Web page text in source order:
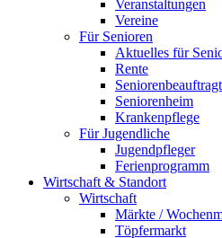
Veranstaltungen
Vereine
Für Senioren
Aktuelles für
Rente
Seniorenheim
Krankenpflege
Für Jugendliche
Jugendpfleger
Ferienprogramm
Wirtschaft & Standort
Wirtschaft
Märkte /
Töpfermarkt